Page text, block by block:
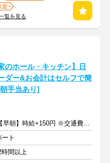
迎
覧を見る
のホール・キッチン】日
ダー&お会計はセルフで簡
手当あり]
時給1130円～【早朝】時給+150円 ※交通費支給
ト
間以上